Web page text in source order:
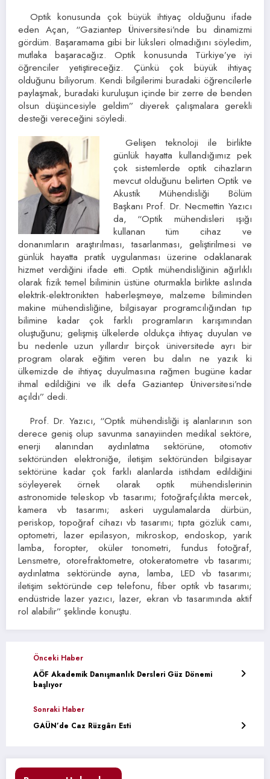
Optik konusunda çok büyük ihtiyaç olduğunu ifade
eden Açan, “Gaziantep Üniversitesi’nde bu dinamizmi
gördüm. Başaramama gibi bir lüksleri olmadığını söyledim,
mutlaka başaracağız. Optik konusunda Türkiye’ye iyi
öğrenciler yetiştireceğiz. Çünkü çok büyük ihtiyaç
olduğunu biliyorum. Kendi bilgilerimi buradaki öğrencilerle
paylaşmak, buradaki kuruluşun içinde bir zerre de benden
olsun düşüncesiyle geldim” diyerek çalışmalara gerekli
desteği vereceğini söyledi.
Gelişen teknoloji ile birlikte
günlük hayatta kullandığımız pek
çok sistemlerde optik cihazların
mevcut olduğunu belirten Optik ve
Akustik Mühendisliği Bölüm
Başkanı Prof. Dr. Necmettin Yazıcı
da, “Optik mühendisleri ışığı
kullanan tüm cihaz ve
donanımların araştırılması, tasarlanması, geliştirilmesi ve
günlük hayatta pratik uygulanması üzerine odaklanarak
hizmet verdiğini ifade etti. Optik mühendisliğinin ağırlıklı
olarak fizik temel biliminin üstüne oturmakla birlikte aslında
elektrik-elektronikten haberleşmeye, malzeme biliminden
makine mühendisliğine, bilgisayar programcılığından tıp
bilimine kadar çok farklı programların karışımından
oluştuğunu; gelişmiş ülkelerde oldukça ihtiyaç duyulan ve
bu nedenle uzun yıllardır birçok üniversitede ayrı bir
program olarak eğitim veren bu dalın ne yazık ki
ülkemizde de ihtiyaç duyulmasına rağmen bugüne kadar
ihmal edildiğini ve ilk defa Gaziantep Üniversitesi’nde
açıldı” dedi.
Prof. Dr. Yazıcı, “Optik mühendisliği iş alanlarının son
derece geniş olup savunma sanayiinden medikal sektöre,
enerji alanından aydınlatma sektörüne, otomotiv
sektöründen elektroniğe, iletişim sektöründen bilgisayar
sektörüne kadar çok farklı alanlarda istihdam edildiğini
söyleyerek örnek olarak optik mühendislerinin
astronomide teleskop vb tasarımı; fotoğrafçılıkta mercek,
kamera vb tasarımı; askeri uygulamalarda dürbün,
periskop, topoğraf cihazı vb tasarımı; tıpta gözlük camı,
optometri, lazer epilasyon, mikroskop, endoskop, yarık
lamba, foropter, oküler tonometri, fundus fotoğraf,
Lensmetre, otorefraktometre, otokeratometre vb tasarımı;
aydınlatma sektöründe ayna, lamba, LED vb tasarımı;
iletişim sektöründe cep telefonu, fiber optik vb tasarımı;
endüstride lazer yazıcı, lazer, ekran vb tasarımında aktif
rol alabilir” şeklinde konuştu.
Önceki Haber
AÖF Akademik Danışmanlık Dersleri Güz Dönemi
başlıyor
Sonraki Haber
GAÜN’de Caz Rüzgârı Esti